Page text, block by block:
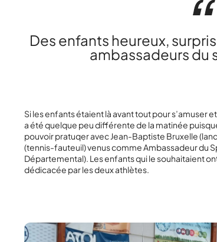
Des enfants heureux,
ambassadeurs du
Si les enfants étaient là avant tout pour
a été quelque peu différente de la matinée
pouvoir pratuqer avec Jean-Baptiste Bruxelle
(tennis-fauteuil) venus comme Ambassadeur du
Départemental). Les enfants qui le souhaitaient
dédicacée par les deux athlètes.